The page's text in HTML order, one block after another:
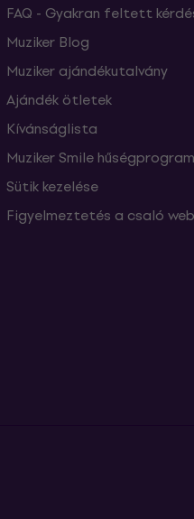
FAQ - Gyakran feltett
Muziker Blog
Muziker ajándékutalvány
Ajándék ötletek
Kívánságlista
Muziker Smile hűségprogram
Sütik kezelése
Figyelmeztetés a csaló